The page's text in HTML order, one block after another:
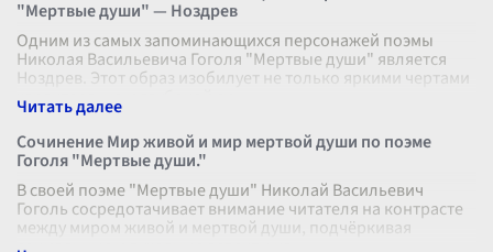
"Мертвые души" — Ноздрев
Одним из самых запоминающихся персонажей поэмы
Николая Васильевича Гоголя "Мертвые души" является
Ноздрев. Этот образ изобилует не только яркими чертами
характера, но и глубокой си
Сочинение Мир живой и мир мертвой души по поэме
Гоголя "Мертвые души."
В своей поэме "Мертвые души" Николай Васильевич
Гоголь сосредотачивает внимание читателя на контрасте
между миром живой и мертвой души, подчёркивая
социальные и духовные аспекты ка